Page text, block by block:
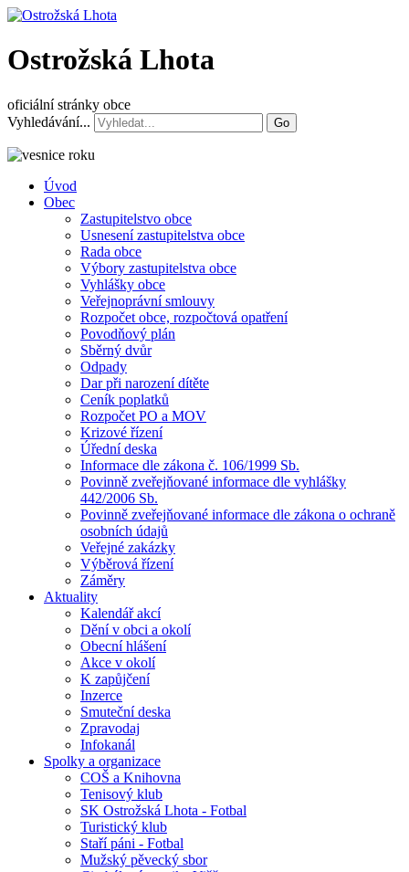
Ostrožská Lhota
oficiální stránky obce
Vyhledávání...
Go
Úvod
Obec
Zastupitelstvo obce
Usnesení zastupitelstva obce
Rada obce
Výbory zastupitelstva obce
Vyhlášky obce
Veřejnoprávní smlouvy
Rozpočet obce, rozpočtová opatření
Povodňový plán
Sběrný dvůr
Odpady
Dar při narození dítěte
Ceník poplatků
Rozpočet PO a MOV
Krizové řízení
Úřední deska
Informace dle zákona č. 106/1999 Sb.
Povinně zveřejňované informace dle vyhlášky
442/2006 Sb.
Povinně zveřejňované informace dle zákona o ochraně
osobních údajů
Veřejné zakázky
Výběrová řízení
Záměry
Aktuality
Kalendář akcí
Dění v obci a okolí
Obecní hlášení
Akce v okolí
K zapůjčení
Inzerce
Smuteční deska
Zpravodaj
Infokanál
Spolky a organizace
COŠ a Knihovna
Tenisový klub
SK Ostrožská Lhota - Fotbal
Turistický klub
Staří páni - Fotbal
Mužský pěvecký sbor